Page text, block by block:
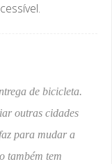
de bicicleta.
outras cidades
para mudar a
também tem